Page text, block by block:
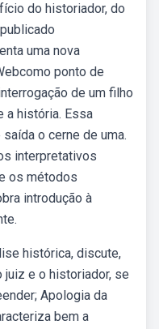
do historiador, do
uma nova
ponto de
de um filho
a história. Essa
o cerne de uma.
interpretativos
os métodos
introdução à
histórica, discute,
juiz e o historiador, se
Apologia da
bem a